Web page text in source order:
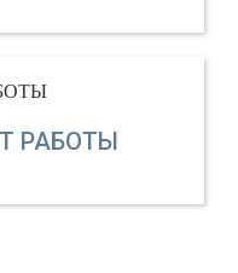
РАБОТЫ